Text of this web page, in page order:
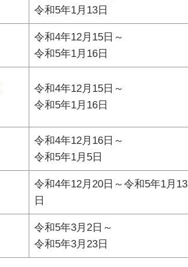
令和5年1月13日
令和4年12月15日～
令和5年1月16日
令和4年12月15日～
令和5年1月16日
令和4年12月16日～
令和5年1月5日
令和4年12月20日～令和5年1月13
日
令和5年3月2日～
令和5年3月23日